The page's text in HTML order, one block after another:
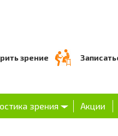
зрение
зрения Акции